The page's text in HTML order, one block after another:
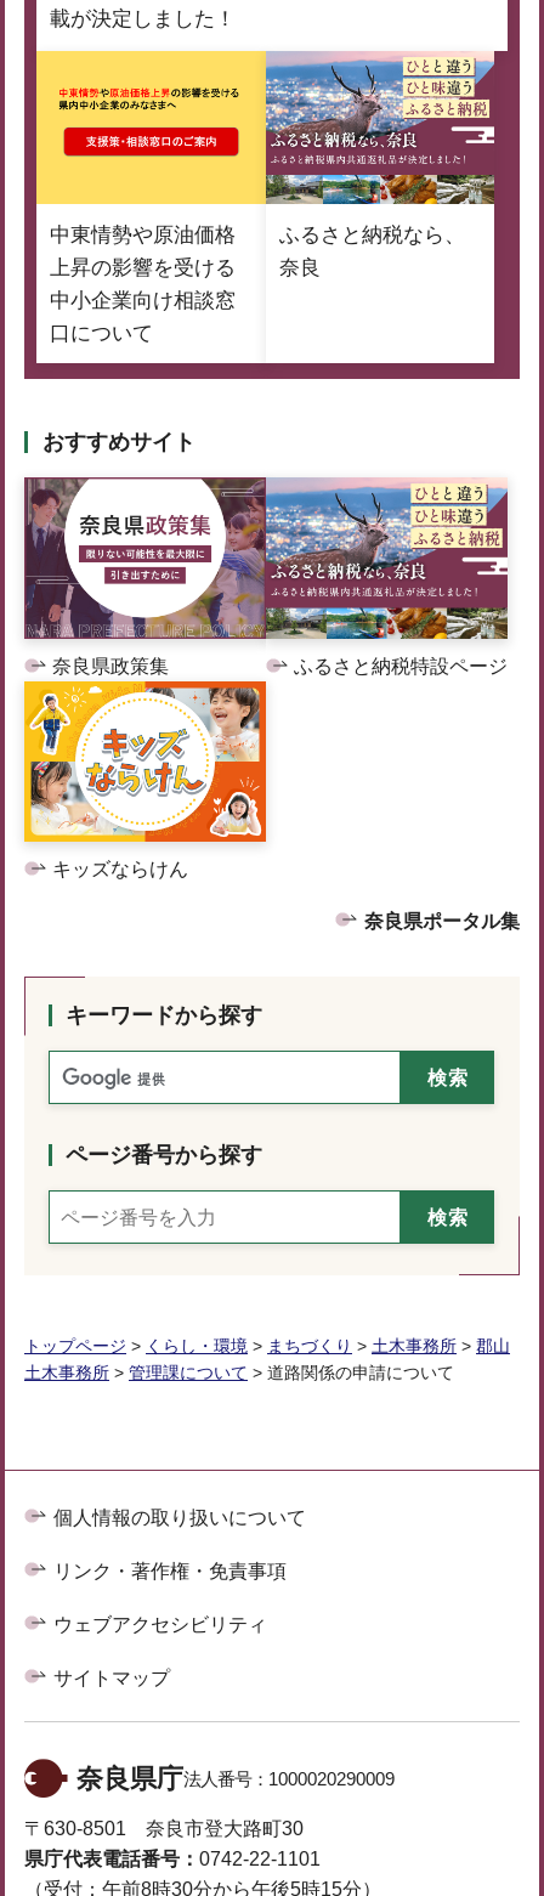
載が決定しました！
中東情勢や原油価格
上昇の影響を受ける
中小企業向け相談窓
口について
ふるさと納税なら、
奈良
おすすめサイト
奈良県政策集 ふるさと納税特設ページ
キッズならけん
奈良県ポータル集
キーワードから探す
ページ番号から探す
トップページ > くらし・環境 > まちづくり > 土木事務所 > 郡山
土木事務所 > 管理課について > 道路関係の申請について
個人情報の取り扱いについて
リンク・著作権・免責事項
ウェブアクセシビリティ
サイトマップ
奈良県庁法人番号： 1000020290009
〒630-8501 奈良市登大路町30
県庁代表電話番号： 0742-22-1101
（受付：午前8時30分から午後5時15分）